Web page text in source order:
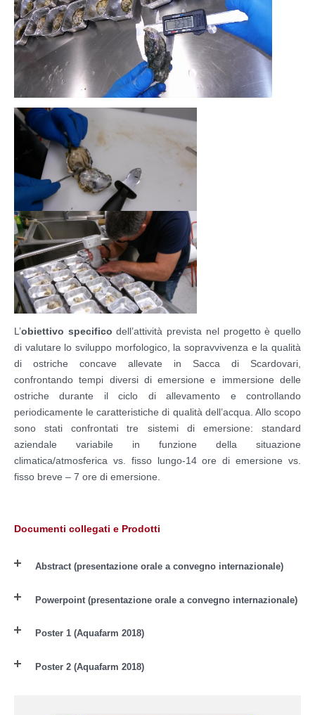
L’obiettivo specificodell’attività prevista nel progetto è quello
di valutare lo sviluppo morfologico, la sopravvivenza e la qualità
di ostriche concave allevate in Sacca di Scardovari,
confrontando tempi diversi di emersione e immersione delle
ostriche durante il ciclo di allevamento e controllando
periodicamente le caratteristiche di qualità dell’acqua. Allo scopo
sono stati confrontati tre sistemi di emersione: standard
aziendale variabile in funzione della situazione
climatica/atmosferica vs. fisso lungo-14 ore di emersione vs.
fisso breve – 7 ore di emersione.
Documenti collegati e Prodotti
Abstract (presentazione orale a convegno internazionale)
Powerpoint (presentazione orale a convegno internazionale)
Poster 1 (Aquafarm 2018)
Poster 2 (Aquafarm 2018)